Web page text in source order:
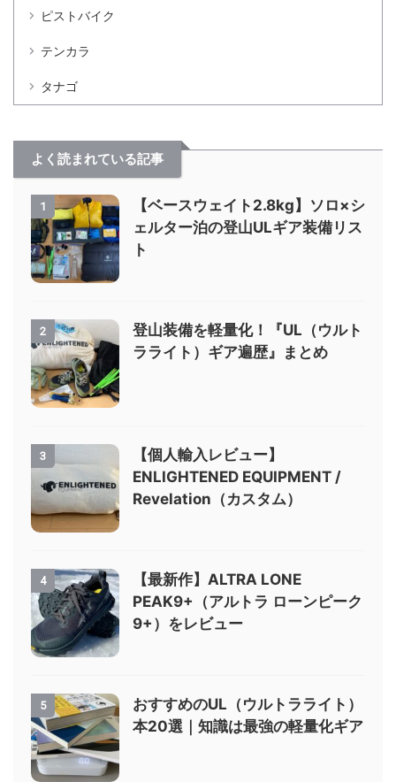
ピストバイク
テンカラ
タナゴ
よく読まれている記事
1
【ベースウェイト2.8kg】ソロ×シ
ェルター泊の登山ULギア装備リス
ト
2
登山装備を軽量化！『UL（ウルト
ラライト）ギア遍歴』まとめ
3
【個人輸入レビュー】
ENLIGHTENED EQUIPMENT /
Revelation（カスタム）
4
【最新作】ALTRA LONE
PEAK9+（アルトラ ローンピーク
9+）をレビュー
5
おすすめのUL（ウルトラライト）
本20選｜知識は最強の軽量化ギア